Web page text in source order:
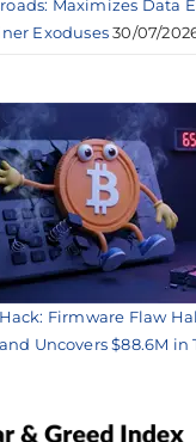
Maximizes Data
Exoduses 30/07/
Firmware Flaw
Uncovers $88.6M in